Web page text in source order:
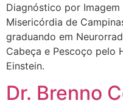
Diagnóstico por Imagem
Misericórdia de
graduando em
Cabeça e Pescoço pelo
Einstein.
Dr. Brenno